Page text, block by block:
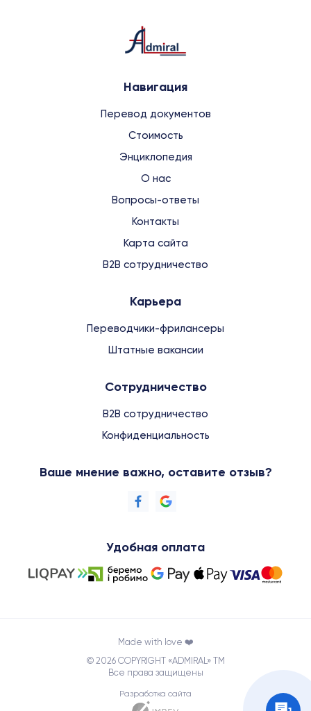
Навигация
Перевод документов
Стоимость
Энциклопедия
О нас
Вопросы-ответы
Контакты
Карта сайта
B2B сотрудничество
Карьера
Переводчики-фрилансеры
Штатные вакансии
Сотрудничество
B2B сотрудничество
Конфиденциальность
Ваше мнение важно, оставите отзыв?
Удобная оплата
Made with love ❤️
© 2026 COPYRIGHT «ADMIRAL» TM
Все права защищены
Разработка сайта